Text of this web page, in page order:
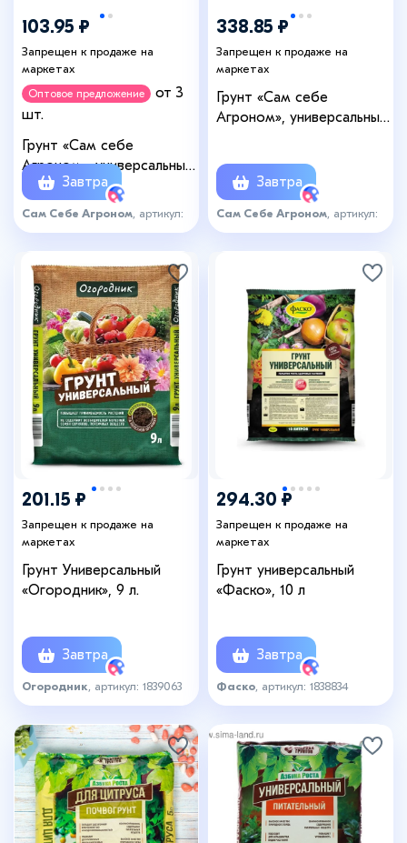
103.95 ₽
Запрещен к продаже на
маркетах
Оптовое предложение
от 3
шт.
Грунт «Сам себе
Агроном», универсальный,
5 л.
Завтра
Сам Себе Агроном , артикул:
2359734
338.85 ₽
Запрещен к продаже на
маркетах
Грунт «Сам себе
Агроном», универсальный,
Завтра
Сам Себе Агроном , артикул:
2359733
201.15 ₽
Запрещен к продаже на
маркетах
Грунт Универсальный
«Огородник», 9 л.
Завтра
Огородник , артикул: 1839063
294.30 ₽
Запрещен к продаже на
маркетах
Грунт универсальный
«Фаско», 10 л
Завтра
Фаско , артикул: 1838834